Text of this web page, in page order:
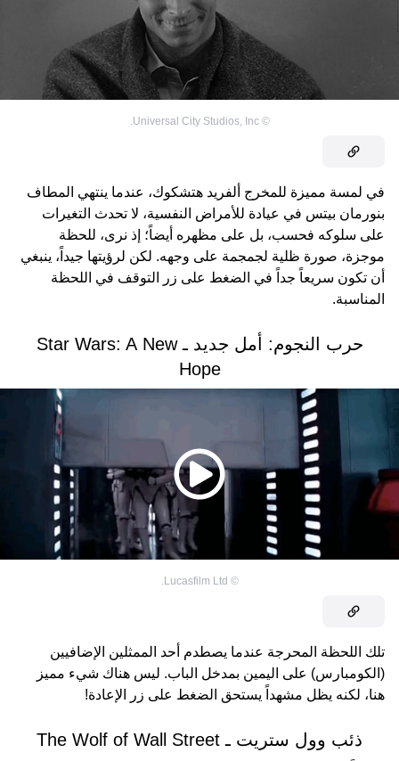
©
Universal City Studios, Inc.
في لمسة مميزة للمخرج ألفريد هتشكوك، عندما ينتهي المطاف
بنورمان بيتس في عيادة للأمراض النفسية، لا تحدث التغيرات
على سلوكه فحسب، بل على مظهره أيضاً؛ إذ نرى، للحظة
موجزة، صورة ظلية لجمجمة على وجهه. لكن لرؤيتها جيداً، ينبغي
أن تكون سريعاً جداً في الضغط على زر التوقف في اللحظة
المناسبة.
حرب النجوم: أمل جديد ـ Star Wars: A New
Hope
©
Lucasfilm Ltd.
تلك اللحظة المحرجة عندما يصطدم أحد الممثلين الإضافيين
(الكومبارس) على اليمين بمدخل الباب. ليس هناك شيء مميز
هنا، لكنه يظل مشهداً يستحق الضغط على زر الإعادة!
ذئب وول ستريت ـ The Wolf of Wall Street